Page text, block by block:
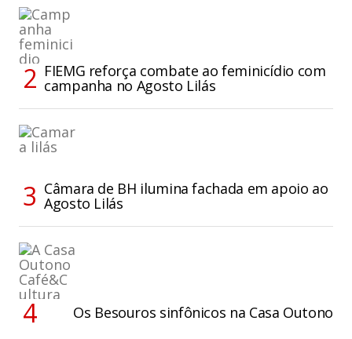
FIEMG reforça combate ao feminicídio com
campanha no Agosto Lilás
Câmara de BH ilumina fachada em apoio ao
Agosto Lilás
Os Besouros sinfônicos na Casa Outono